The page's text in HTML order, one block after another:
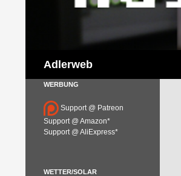
Adlerweb
WERBUNG
Support @ Patreon
Support @ Amazon*
Support @ AliExpress*
WETTER/SOLAR